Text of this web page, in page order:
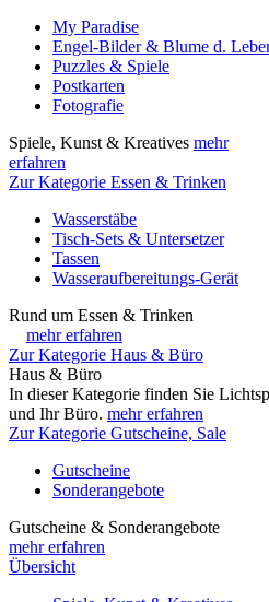
My Paradise
Engel-Bilder & Blume d.
Puzzles & Spiele
Postkarten
Fotografie
Spiele, Kunst & Kreatives mehr
erfahren
Zur Kategorie Essen & Trinken
Wasserstäbe
Tisch-Sets & Untersetzer
Tassen
Wasseraufbereitungs-Gerät
Rund um Essen & Trinken
mehr erfahren
Zur Kategorie Haus & Büro
Haus & Büro
In dieser Kategorie finden Sie
und Ihr Büro. mehr erfahren
Zur Kategorie Gutscheine, Sale
Gutscheine
Sonderangebote
Gutscheine & Sonderangebote
mehr erfahren
Übersicht